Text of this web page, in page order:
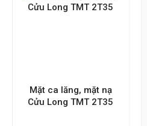
Mặt ca lăng, mặt nạ
Cửu Long TMT 2T35